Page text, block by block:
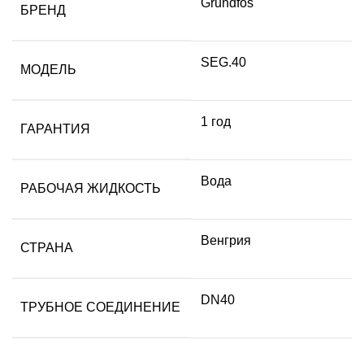
БРЕНД
МОДЕЛЬ
SEG.40
ГАРАНТИЯ
1 год
РАБОЧАЯ ЖИДКОСТЬ
Вода
СТРАНА
Венгрия
ТРУБНОЕ СОЕДИНЕНИЕ
DN40